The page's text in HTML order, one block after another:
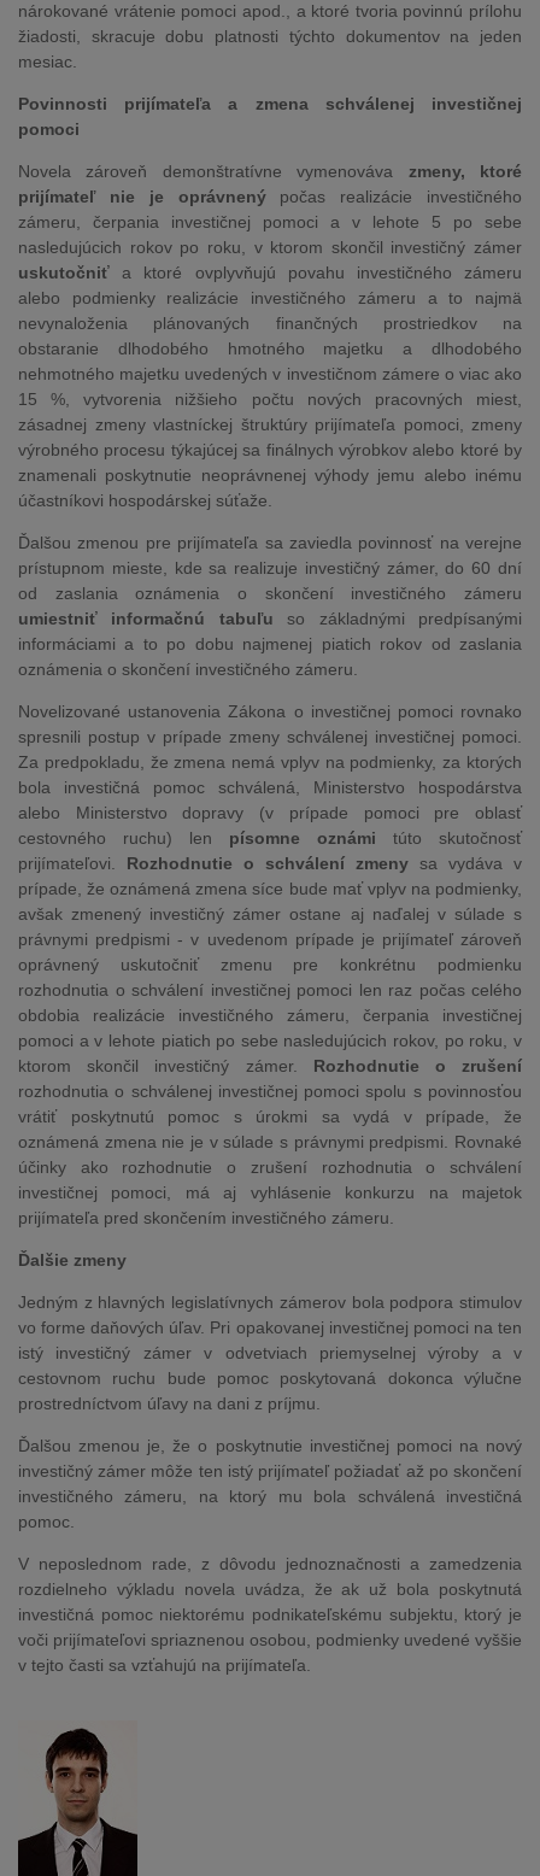
nárokované vrátenie pomoci apod., a ktoré tvoria povinnú prílohu
žiadosti, skracuje dobu platnosti týchto dokumentov na jeden
mesiac.
Povinnosti prijímateľa a zmena schválenej investičnej
pomoci
Novela zároveň demonštratívne vymenováva zmeny, ktoré
prijímateľ nie je oprávnenýpočas realizácie investičného
zámeru, čerpania investičnej pomoci a v lehote 5 po sebe
nasledujúcich rokov po roku, v ktorom skončil investičný zámer
uskutočniť a ktoré ovplyvňujú povahu investičného zámeru
alebo podmienky realizácie investičného zámeru a to najmä
nevynaloženia plánovaných finančných prostriedkov na
obstaranie dlhodobého hmotného majetku a dlhodobého
nehmotného majetku uvedených v investičnom zámere o viac ako
15 %, vytvorenia nižšieho počtu nových pracovných miest,
zásadnej zmeny vlastníckej štruktúry prijímateľa pomoci, zmeny
výrobného procesu týkajúcej sa finálnych výrobkov alebo ktoré by
znamenali poskytnutie neoprávnenej výhody jemu alebo inému
účastníkovi hospodárskej súťaže.
Ďalšou zmenou pre prijímateľa sa zaviedla povinnosť na verejne
prístupnom mieste, kde sa realizuje investičný zámer, do 60 dní
od zaslania oznámenia o skončení investičného zámeru
umiestniť informačnú tabuľu so základnými predpísanými
informáciami a to po dobu najmenej piatich rokov od zaslania
oznámenia o skončení investičného zámeru.
Novelizované ustanovenia Zákona o investičnej pomoci rovnako
spresnili postup v prípade zmeny schválenej investičnej pomoci.
Za predpokladu, že zmena nemá vplyv na podmienky, za ktorých
bola investičná pomoc schválená, Ministerstvo hospodárstva
alebo Ministerstvo dopravy (v prípade pomoci pre oblasť
cestovného ruchu) len písomne oznámi túto skutočnosť
prijímateľovi. Rozhodnutie o schválení zmeny sa vydáva v
prípade, že oznámená zmena síce bude mať vplyv na podmienky,
avšak zmenený investičný zámer ostane aj naďalej v súlade s
právnymi predpismi - v uvedenom prípade je prijímateľ zároveň
oprávnený uskutočniť zmenu pre konkrétnu podmienku
rozhodnutia o schválení investičnej pomoci len raz počas celého
obdobia realizácie investičného zámeru, čerpania investičnej
pomoci a v lehote piatich po sebe nasledujúcich rokov, po roku, v
ktorom skončil investičný zámer. Rozhodnutie o zrušení
rozhodnutia o schválenej investičnej pomoci spolu s povinnosťou
vrátiť poskytnutú pomoc s úrokmi sa vydá v prípade, že
oznámená zmena nie je v súlade s právnymi predpismi. Rovnaké
účinky ako rozhodnutie o zrušení rozhodnutia o schválení
investičnej pomoci, má aj vyhlásenie konkurzu na majetok
prijímateľa pred skončením investičného zámeru.
Ďalšie zmeny
Jedným z hlavných legislatívnych zámerov bola podpora stimulov
vo forme daňových úľav. Pri opakovanej investičnej pomoci na ten
istý investičný zámer v odvetviach priemyselnej výroby a v
cestovnom ruchu bude pomoc poskytovaná dokonca výlučne
prostredníctvom úľavy na dani z príjmu.
Ďalšou zmenou je, že o poskytnutie investičnej pomoci na nový
investičný zámer môže ten istý prijímateľ požiadať až po skončení
investičného zámeru, na ktorý mu bola schválená investičná
pomoc.
V neposlednom rade, z dôvodu jednoznačnosti a zamedzenia
rozdielneho výkladu novela uvádza, že ak už bola poskytnutá
investičná pomoc niektorému podnikateľskému subjektu, ktorý je
voči prijímateľovi spriaznenou osobou, podmienky uvedené vyššie
v tejto časti sa vzťahujú na prijímateľa.